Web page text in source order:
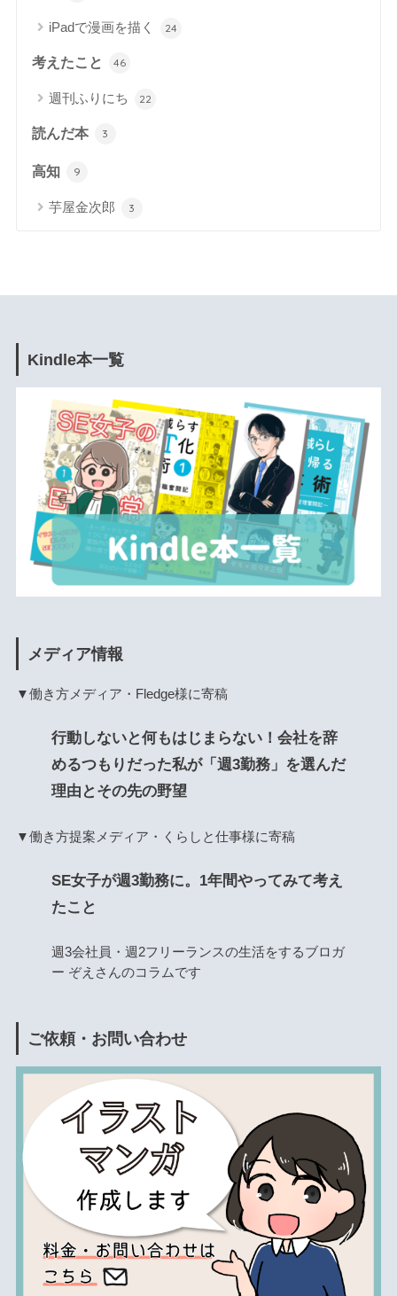
iPadで漫画を描く 24
考えたこと 46
週刊ふりにち 22
読んだ本 3
高知 9
芋屋金次郎 3
Kindle本一覧
メディア情報
▼働き方メディア・Fledge様に寄稿
行動しないと何もはじまらない！会社を辞
めるつもりだった私が「週3勤務」を選んだ
理由とその先の野望
▼働き方提案メディア・くらしと仕事様に寄稿
SE女子が週3勤務に。1年間やってみて考え
たこと
週3会社員・週2フリーランスの生活をするブロガ
ー ぞえさんのコラムです
ご依頼・お問い合わせ